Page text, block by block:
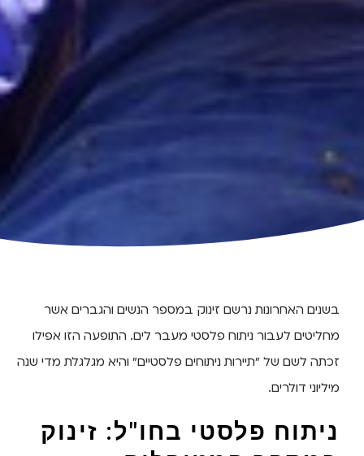
בשנים האחרונות נרשם זינוק במספר הנשים והגברים אשר
מחליטים לעבור ניתוח פלסטי מעבר לים. התופעה הזו אפילו
זכתה לשם של "תיירות ניתוחים פלסטיים" והיא מגלגלת מדי שנה
מיליוני דולרים.
ניתוח פלסטי בחו"ל: זינוק